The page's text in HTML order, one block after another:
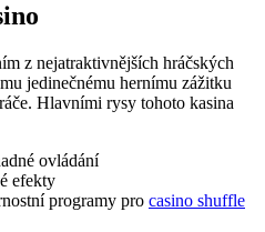
z nejatraktivnějších hráčských
jedinečnému hernímu zážitku
Hlavními rysy tohoto kasina
ovládání
efekty
programy pro casino shuffle